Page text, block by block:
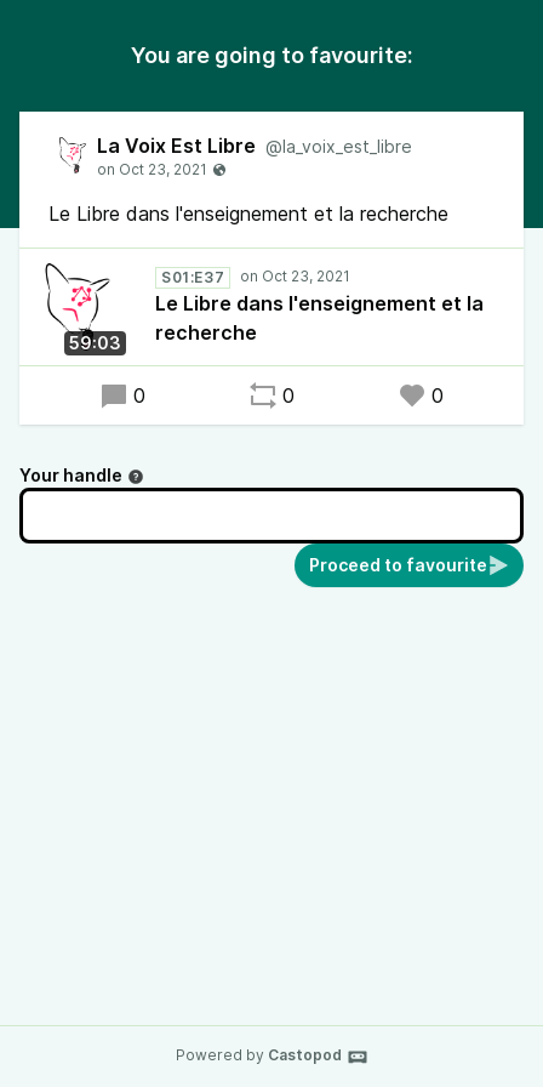
You are going to favourite:
La Voix Est Libre @la_voix_est_libre
Le Libre dans l'enseignement et la recherche
59:03
S01:E37
Le Libre dans l'enseignement et la
recherche
0 0 0
Your handle
Proceed to favourite
Powered by Castopod